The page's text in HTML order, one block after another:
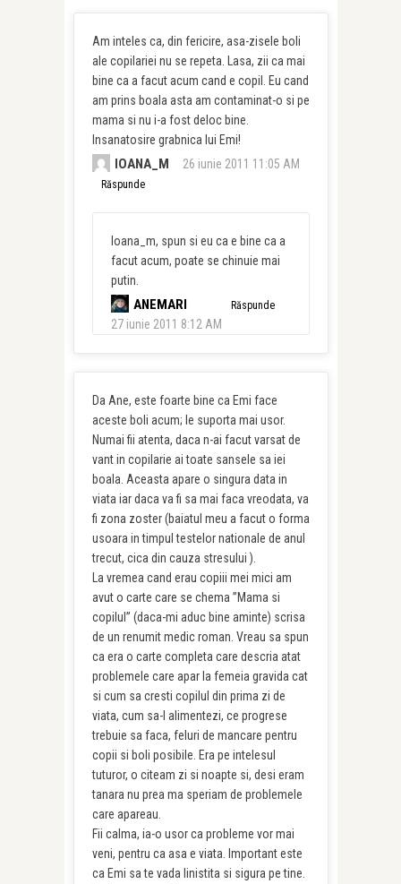
Am inteles ca, din fericire, asa-zisele boli
ale copilariei nu se repeta. Lasa, zii ca mai
bine ca a facut acum cand e copil. Eu cand
am prins boala asta am contaminat-o si pe
mama si nu i-a fost deloc bine.
Insanatosire grabnica lui Emi!
IOANA_M 26 iunie 2011 11:05 AM
Răspunde
Ioana_m, spun si eu ca e bine ca a
facut acum, poate se chinuie mai
putin.
ANEMARI
27 iunie 2011 8:12 AM
Răspunde
Da Ane, este foarte bine ca Emi face
aceste boli acum; le suporta mai usor.
Numai fii atenta, daca n-ai facut varsat de
vant in copilarie ai toate sansele sa iei
boala. Aceasta apare o singura data in
viata iar daca va fi sa mai faca vreodata, va
fi zona zoster (baiatul meu a facut o forma
usoara in timpul testelor nationale de anul
trecut, cica din cauza stresului ).
La vremea cand erau copiii mei mici am
avut o carte care se chema ”Mama si
copilul” (daca-mi aduc bine aminte) scrisa
de un renumit medic roman. Vreau sa spun
ca era o carte completa care descria atat
problemele care apar la femeia gravida cat
si cum sa cresti copilul din prima zi de
viata, cum sa-l alimentezi, ce progrese
trebuie sa faca, feluri de mancare pentru
copii si boli posibile. Era pe intelesul
tuturor, o citeam zi si noapte si, desi eram
tanara nu prea ma speriam de problemele
care apareau.
Fii calma, ia-o usor ca probleme vor mai
veni, pentru ca asa e viata. Important este
ca Emi sa te vada linistita si sigura pe tine.